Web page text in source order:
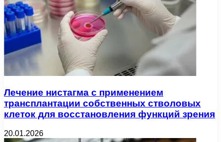
Лечение нистагма с применением
трансплантации собственных стволовых
клеток для восстановления функций зрения
20.01.2026